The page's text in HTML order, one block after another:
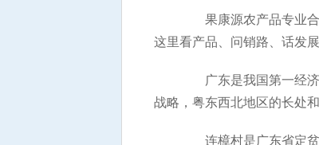
果康源农产品专业合
这里看产品、问销路、话发
广东是我国第一经济
战略，粤东西北地区的长处
连樟村是广东省定贫